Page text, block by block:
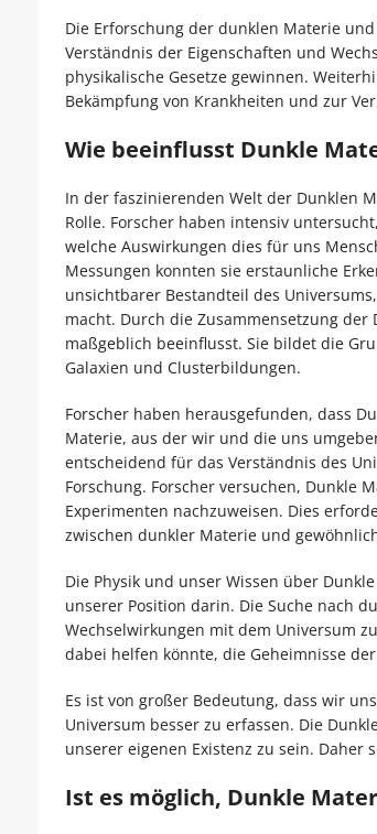
Die Erforschung der dunklen Materie
Verständnis der Eigenschaften und
physikalische Gesetze gewinnen.
Bekämpfung von Krankheiten und zur
Wie beeinflusst Dunkle
In der faszinierenden Welt der Dunklen
Rolle. Forscher haben intensiv
welche Auswirkungen dies für uns
Messungen konnten sie erstaunliche
unsichtbarer Bestandteil des
macht. Durch die Zusammensetzung
maßgeblich beeinflusst. Sie bildet die
Galaxien und Clusterbildungen.
Forscher haben herausgefunden, dass
Materie, aus der wir und die uns
entscheidend für das Verständnis des
Forschung. Forscher versuchen, Dunkle
Experimenten nachzuweisen. Dies
zwischen dunkler Materie und
Die Physik und unser Wissen über
unserer Position darin. Die Suche nach
Wechselwirkungen mit dem Universum
dabei helfen könnte, die Geheimnisse
Es ist von großer Bedeutung, dass wir
Universum besser zu erfassen. Die
unserer eigenen Existenz zu sein.
Ist es möglich, Dunkle